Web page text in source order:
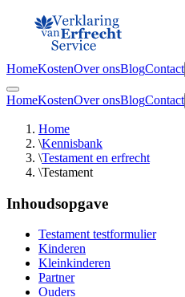
HomeKostenOver onsBlogContact
HomeKostenOver onsBlogContact
Home
\Kennisbank
\Testament en erfrecht
\Testament
Inhoudsopgave
Testament testformulier
Kinderen
Kleinkinderen
Partner
Ouders